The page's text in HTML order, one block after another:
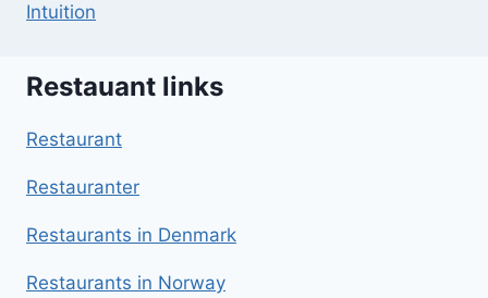
Intuition
Restauant links
Restaurant
Restauranter
Restaurants in Denmark
Restaurants in Norway